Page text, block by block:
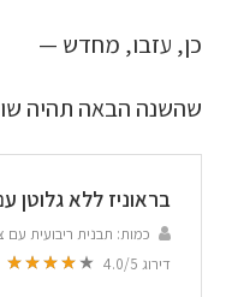
כן, עזבו, מחדש —
שהשנה הבאה תהיה
בראוניז ללא גלוטן
כמות: תבנית ריבועית עם
דירוג
4.0/5